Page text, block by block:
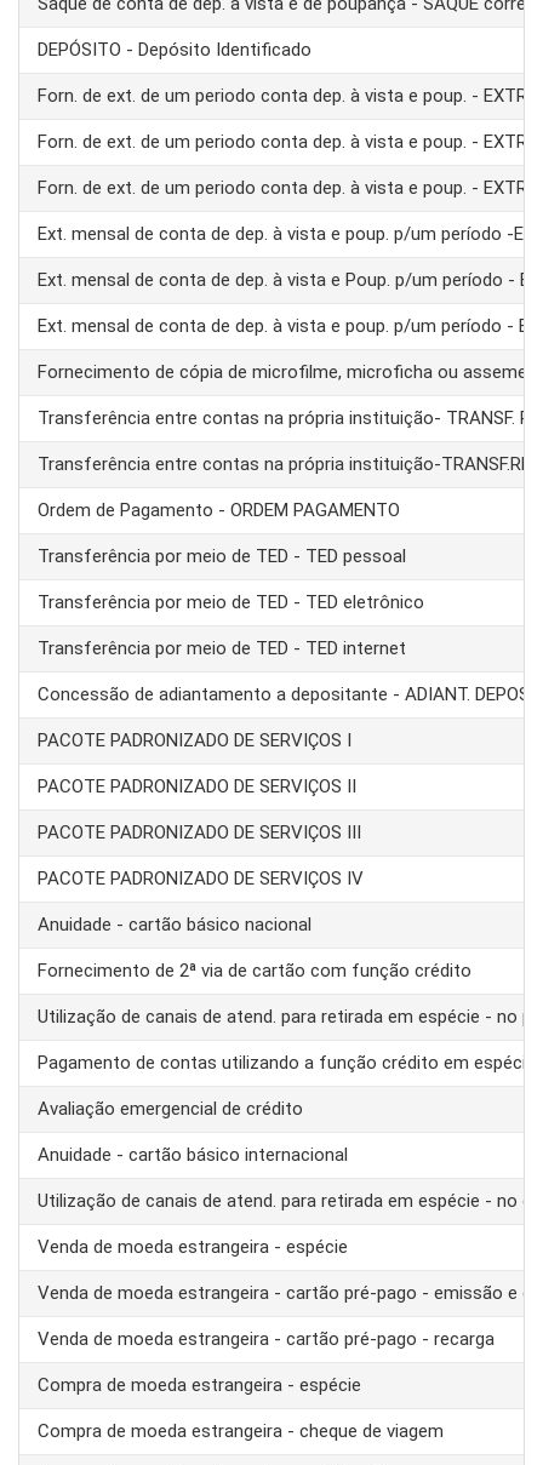
DEPÓSITO - Depósito Identificado
Forn. de ext. de um periodo conta dep. à vista e poup. -
Forn. de ext. de um periodo conta dep. à vista e poup. -
Forn. de ext. de um periodo conta dep. à vista e poup. -
Ext. mensal de conta de dep. à vista e poup. p/um período -
Ext. mensal de conta de dep. à vista e Poup. p/um período -
Ext. mensal de conta de dep. à vista e poup. p/um período -
Fornecimento de cópia de microfilme, microficha ou
Transferência entre contas na própria instituição- TRANSF.
Transferência entre contas na própria instituição-
Ordem de Pagamento - ORDEM PAGAMENTO
Transferência por meio de TED - TED pessoal
Transferência por meio de TED - TED eletrônico
Transferência por meio de TED - TED internet
Concessão de adiantamento a depositante - ADIANT.
PACOTE PADRONIZADO DE SERVIÇOS I
PACOTE PADRONIZADO DE SERVIÇOS II
PACOTE PADRONIZADO DE SERVIÇOS III
PACOTE PADRONIZADO DE SERVIÇOS IV
Anuidade - cartão básico nacional
Fornecimento de 2ª via de cartão com função crédito
Utilização de canais de atend. para retirada em espécie - no
Pagamento de contas utilizando a função crédito em espécie
Avaliação emergencial de crédito
Anuidade - cartão básico internacional
Utilização de canais de atend. para retirada em espécie - no
Venda de moeda estrangeira - espécie
Venda de moeda estrangeira - cartão pré-pago - emissão e
Venda de moeda estrangeira - cartão pré-pago - recarga
Compra de moeda estrangeira - espécie
Compra de moeda estrangeira - cheque de viagem